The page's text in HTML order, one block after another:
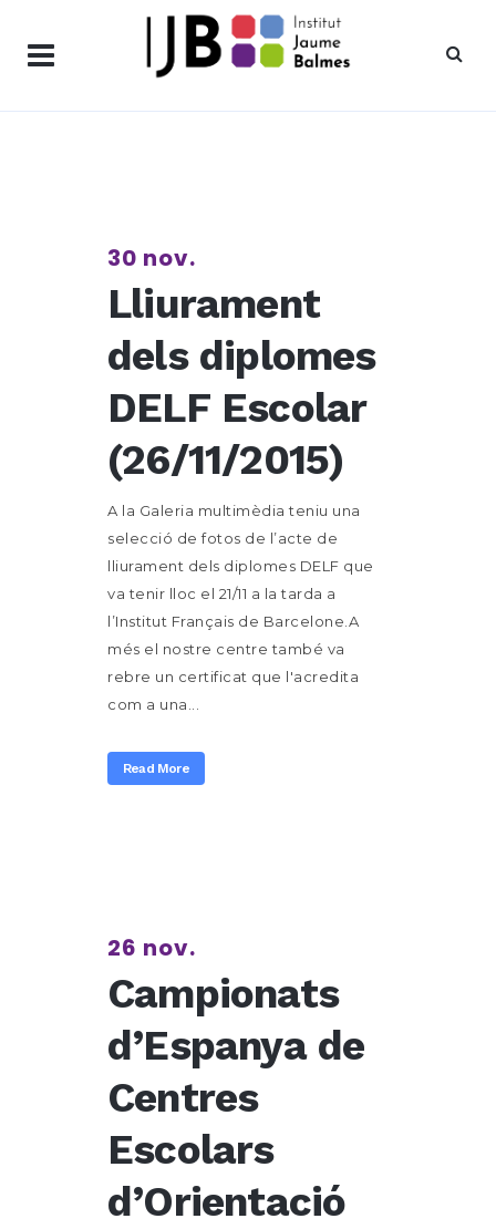
30 nov.
Lliurament
dels diplomes
DELF Escolar
(26/11/2015)
A la Galeria multimèdia teniu una
selecció de fotos de l’acte de
lliurament dels diplomes DELF que
va tenir lloc el 21/11 a la tarda a
l’Institut Français de Barcelone.A
més el nostre centre també va
rebre un certificat que l'acredita
com a una...
Read More
26 nov.
Campionats
d’Espanya de
Centres
Escolars
d’Orientació